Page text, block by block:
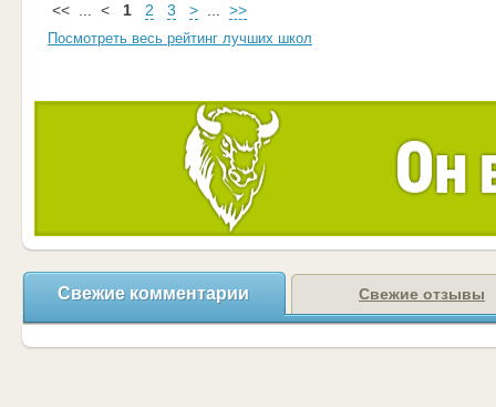
<< < 1 2 3 > >>
Посмотреть весь рейтинг лучших школ
Свежие комментарии Свежие отзывы